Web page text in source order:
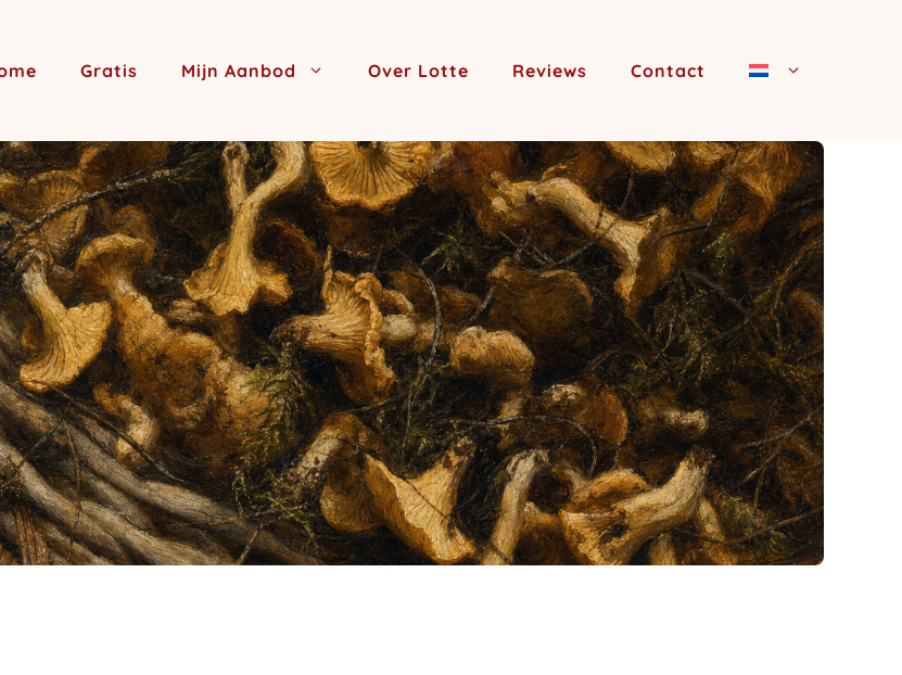
Gratis Mijn Aanbod Over Lotte Reviews Contact